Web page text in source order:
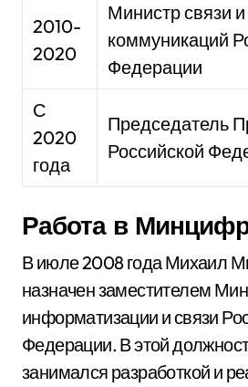
2010-
2020
Министр связи
коммуникаций
Федерации
С
2020
года
Председатель
Российской
Работа в
В июле 2008 года Михаил
назначен заместителем
информатизации и связи
Федерации. В этой
занимался разработкой и